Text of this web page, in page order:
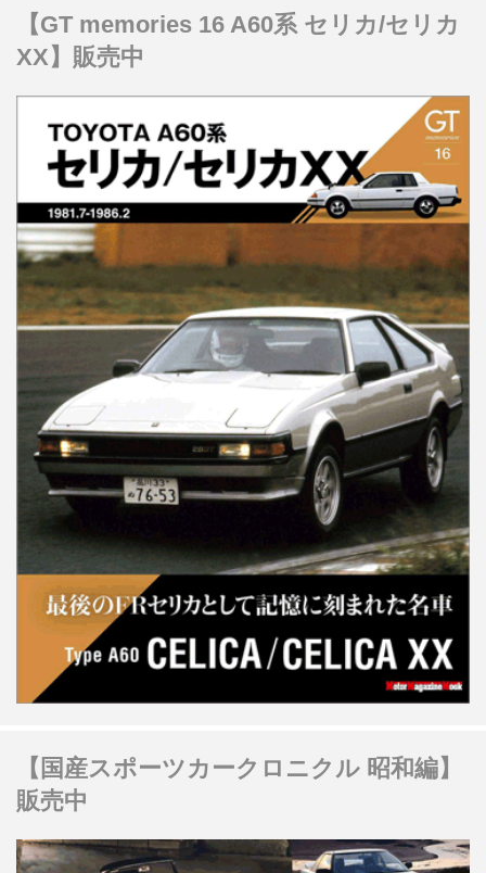
【GT memories 16 A60系 セリカ/セリカ
XX】販売中
【国産スポーツカークロニクル 昭和編】
販売中